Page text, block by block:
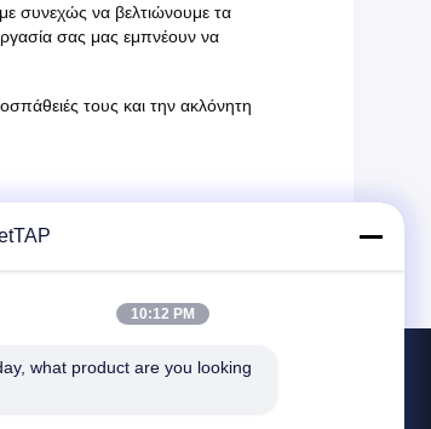
συνεχώς να βελτιώνουμε τα
σας μας εμπνέουν να
τους και την ακλόνητη
Μαζί Μας
10:12 PM
what product are you looking